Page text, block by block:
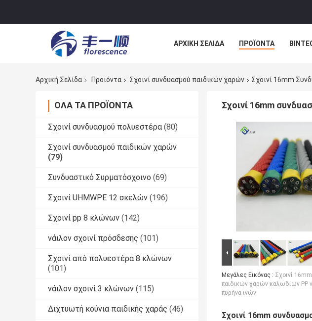
ΑΡΧΙΚΉ ΣΕΛΊΔΑ ΠΡΟΪΌΝΤΑ
Αρχική Σελίδα
Προϊόντα Σχοινί συνδυασμού παιδικών χαρών Σχοινί 16mm
ΌΛΑ ΤΑ ΠΡΟΪΌΝΤΑ
Σχοινί συνδυασμού πολυεστέρα (80)
Σχοινί συνδυασμού παιδικών χαρών
(79)
Συνδυαστικό Συρματόσχοινο (69)
Σχοινί UHMWPE 12 σκελών (196)
Σχοινί pp 8 κλώνων (142)
νάιλον σχοινί πρόσδεσης (101)
Σχοινί από πολυεστέρα 8 κλώνων
(101)
νάιλον σχοινί 3 κλώνων (115)
Διχτυωτή κούνια παιδικής χαράς (46)
Σχοινί 16mm
Μεγάλες Εικόνας : Σχοινί
παιδικών χαρών καλωδίων PP
πυρήνα ινών
Σχοινί 16mm